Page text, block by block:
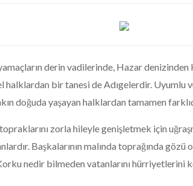
derin vadilerinde, Hazar
halklardan bir tanesi de Adıgelerdir. Uyumlu
doğuda yaşayan halklardan tamamen
zorla hileyle genişletmek için
Başkalarının malında toprağında
nedir bilmeden vatanlarını hürriyetlerini